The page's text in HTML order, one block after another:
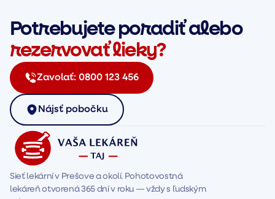
Potrebujete poradiť alebo
rezervovať lieky?
Zavolať: 0800 123 456
Nájsť pobočku
Sieť lekární v Prešove a okolí. Pohotovostná
lekáreň otvorená 365 dní v roku — vždy s ľudským